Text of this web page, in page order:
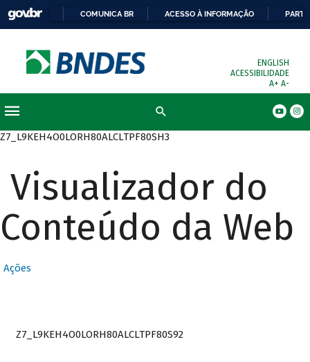
COMUNICA BR ACESSO À INFORMAÇÃO
ENGLISH
ACESSIBILIDADE
A+ A-
Z7_L9KEH4O0LORH80ALCLTPF80SH3
Visualizador do
Conteúdo da Web
Ações
Z7_L9KEH4O0LORH80ALCLTPF80S92